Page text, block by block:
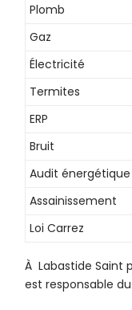
Plomb
Gaz
Électricité
Termites
ERP
Bruit
Audit énergétique
Assainissement
Loi Carrez
À Labastide Saint
est responsable